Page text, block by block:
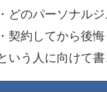
・どのパーソナル
・契約してから後
いう人に向けて書